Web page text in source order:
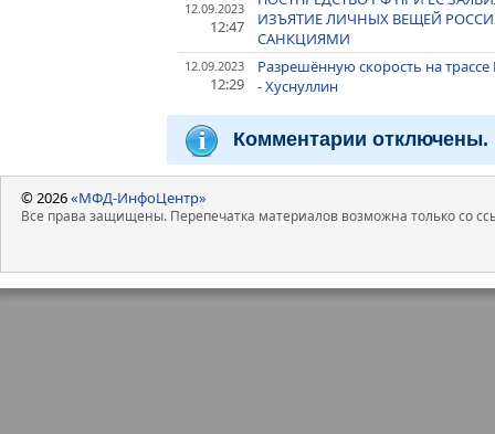
12.09.2023
12:47
ИЗЪЯТИЕ ЛИЧНЫХ ВЕЩЕЙ
САНКЦИЯМИ
12.09.2023
12:29
Разрешённую скорость на
- Хуснуллин
Комментарии отключены.
© 2026«МФД-ИнфоЦентр»
Все права защищены. Перепечатка материалов возможна только со